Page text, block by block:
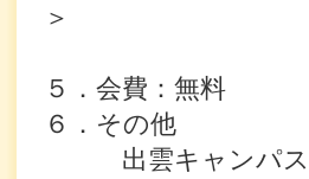
＞
・学生に
５．会費：無料
６． その他
出雲キャンパスか